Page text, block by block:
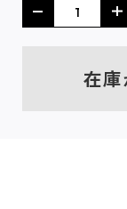
在